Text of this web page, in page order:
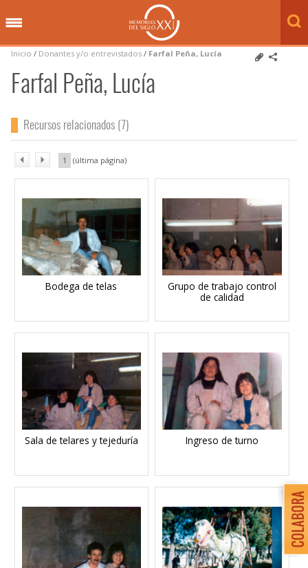
Inicio / Donantes y/o entrevistados / Farfal Peña, Lucía
Farfal Peña, Lucía
Recursos relacionados (7)
Bodega de telas
Grupo de trabajo control
de calidad
Sala de telares y tejeduría Ingreso de turno
1